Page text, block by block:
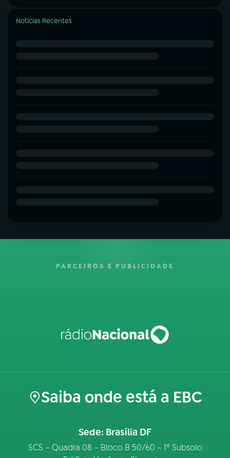
Notícias Recentes
PARCEIROS E PUBLICIDADE
Saiba onde está a EBC
Sede: Brasília DF
SCS – Quadra 08 – Bloco B 50/60 – 1º Subsolo